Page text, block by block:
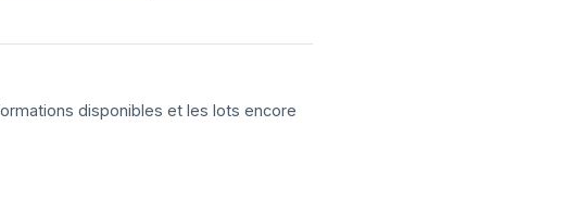
disponibles et les lots encore